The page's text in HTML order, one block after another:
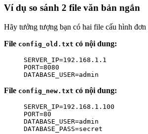
Ví dụ so sánh 2 file văn bản ngắn
Hãy tưởng tượng bạn có hai file cấu hình đơn
File config_old.txt có nội dung:
SERVER_IP=192.168.1.1
PORT=8080
DATABASE_USER=admin
File config_new.txt có nội dung:
SERVER_IP=192.168.1.100
PORT=80
DATABASE_USER=admin
DATABASE_PASS=secret